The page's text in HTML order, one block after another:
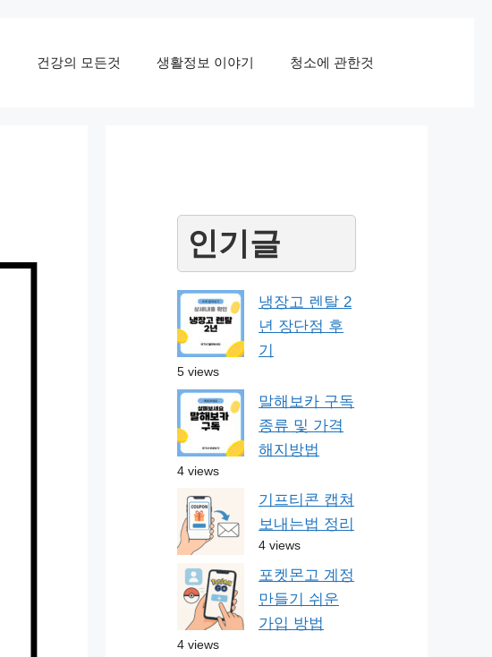
건강의 모든것 생활정보 이야기 청소에 관한것
인기글
냉장고 렌탈 2
년 장단점 후
기
5 views
말해보카 구독
종류 및 가격
해지방법
4 views
기프티콘 캡쳐
보내는법 정리
4 views
포켓몬고 계정
만들기 쉬운
가입 방법
4 views